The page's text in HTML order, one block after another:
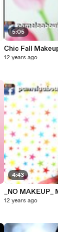
5:05
12 years ago
4:43
12 years ago